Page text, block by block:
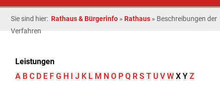
Sie sind hier: Rathaus & Bürgerinfo » Rathaus » Beschreibungen der
Verfahren
Leistungen
A B C D E F G H I J K L M N O P Q R S T U V W X Y Z